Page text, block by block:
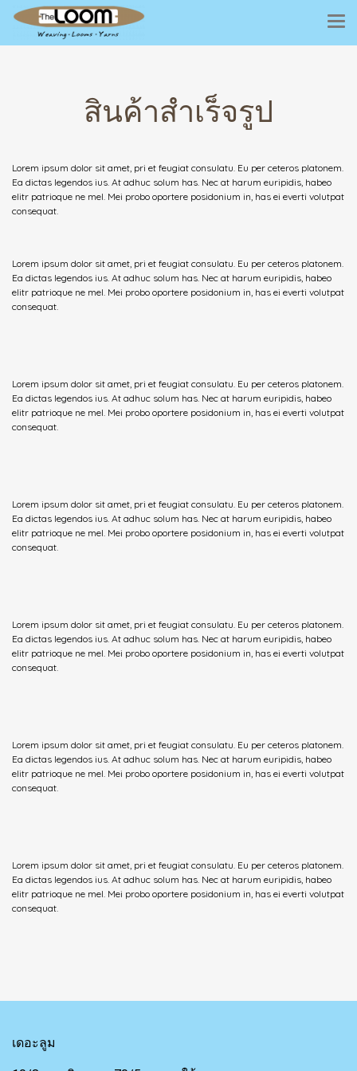
สินค้าสำเร็จรูป
Lorem ipsum dolor sit amet, pri et feugiat consulatu. Eu per ceteros platonem.
Ea dictas legendos ius. At adhuc solum has. Nec at harum euripidis, habeo
elitr patrioque ne mel. Mei probo oportere posidonium in, has ei everti volutpat
consequat.
Lorem ipsum dolor sit amet, pri et feugiat consulatu. Eu per ceteros platonem.
Ea dictas legendos ius. At adhuc solum has. Nec at harum euripidis, habeo
elitr patrioque ne mel. Mei probo oportere posidonium in, has ei everti volutpat
consequat.
Lorem ipsum dolor sit amet, pri et feugiat consulatu. Eu per ceteros platonem.
Ea dictas legendos ius. At adhuc solum has. Nec at harum euripidis, habeo
elitr patrioque ne mel. Mei probo oportere posidonium in, has ei everti volutpat
consequat.
Lorem ipsum dolor sit amet, pri et feugiat consulatu. Eu per ceteros platonem.
Ea dictas legendos ius. At adhuc solum has. Nec at harum euripidis, habeo
elitr patrioque ne mel. Mei probo oportere posidonium in, has ei everti volutpat
consequat.
Lorem ipsum dolor sit amet, pri et feugiat consulatu. Eu per ceteros platonem.
Ea dictas legendos ius. At adhuc solum has. Nec at harum euripidis, habeo
elitr patrioque ne mel. Mei probo oportere posidonium in, has ei everti volutpat
consequat.
Lorem ipsum dolor sit amet, pri et feugiat consulatu. Eu per ceteros platonem.
Ea dictas legendos ius. At adhuc solum has. Nec at harum euripidis, habeo
elitr patrioque ne mel. Mei probo oportere posidonium in, has ei everti volutpat
consequat.
Lorem ipsum dolor sit amet, pri et feugiat consulatu. Eu per ceteros platonem.
Ea dictas legendos ius. At adhuc solum has. Nec at harum euripidis, habeo
elitr patrioque ne mel. Mei probo oportere posidonium in, has ei everti volutpat
consequat.
เดอะลูม